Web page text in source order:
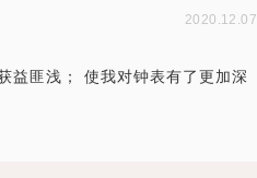
2020.12.07
益匪浅； 使我对钟表有了更加深